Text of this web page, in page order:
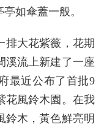
如傘蓋一般。
排大花紫薇，花期
溪流上新建了一座
最近公布了首批9
花風鈴木園。在我
鈴木，黃色鮮亮明